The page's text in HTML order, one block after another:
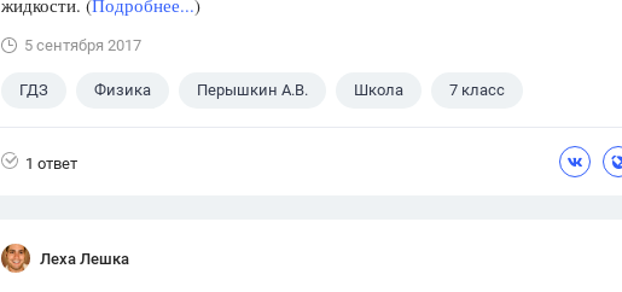
жидкости. (Подробнее...)
5 сентября 2017
ГДЗ Физика Перышкин А.В. Школа 7 класс
1 ответ
Леха Лешка